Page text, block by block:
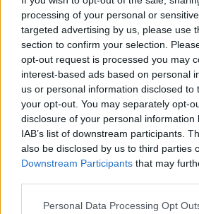
processing of your personal or
targeted advertising by us, please use
section to confirm your selection.
opt-out request is processed you may
interest-based ads based on personal
us or personal information disclosed to
your opt-out. You may separately opt-
disclosure of your personal information
IAB’s list of downstream participants.
also be disclosed by us to third parties
Downstream Participants that may
Personal Data Processing Opt
Παράλληλα, δύο
από τα τουρκικά μαχητικά ήταν
παραπάνω αεροσκάφη
αναγνωρίστηκαν και
τους διεθνείς κανόνες.
Facebook Share on X
Email Copy Link
Tags: ΤΟΥΡΚΙΑ